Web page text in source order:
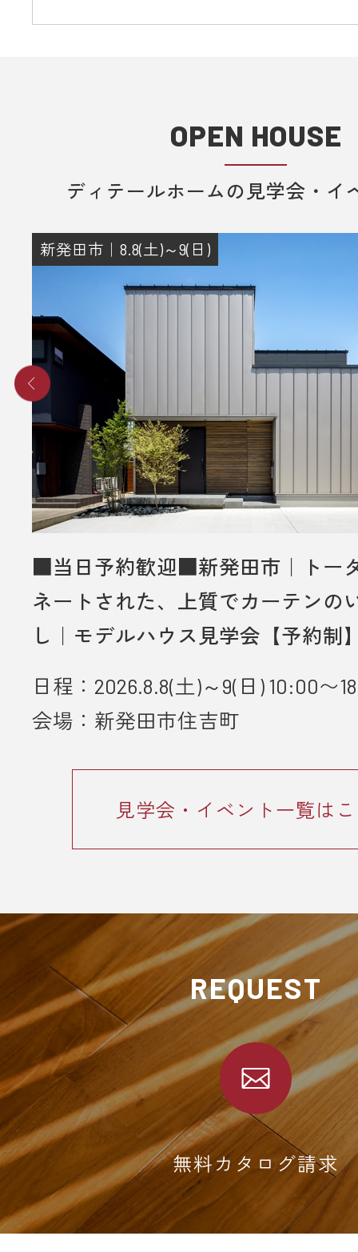
OPEN HOUSE
ディテールホームの見学会・イ
新発田市｜8.8(土)～9(日)
■当日予約歓迎■新発田市｜トー
ネートされた、上質でカーテンの
し｜モデルハウス見学会【予約制
日程：2026.8.8(土)～9(日) 10:00〜
会場：新発田市住吉町
見学会・イベント一覧は
REQUEST
無料カタログ請求